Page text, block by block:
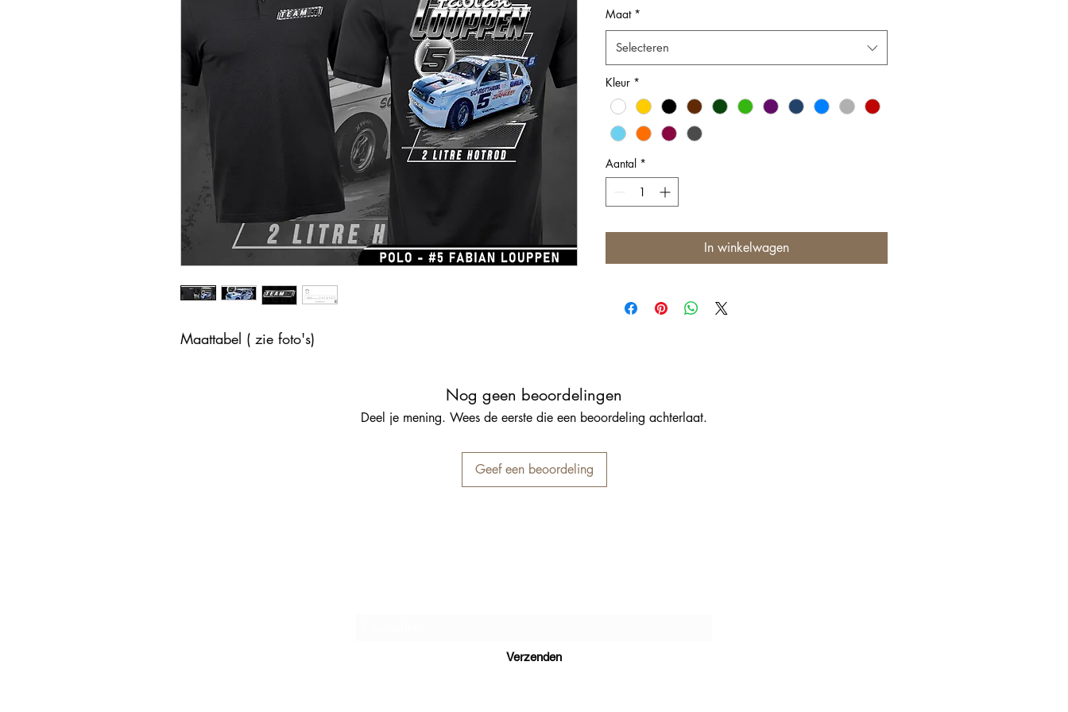
Maattabel ( zie foto's)
Maat *
Selecteren
Kleur *
Aantal *
In winkelwagen
Nog geen beoordelingen
Deel je mening. Wees de eerste die een beoordeling achterlaat.
Geef een beoordeling
Verzenden